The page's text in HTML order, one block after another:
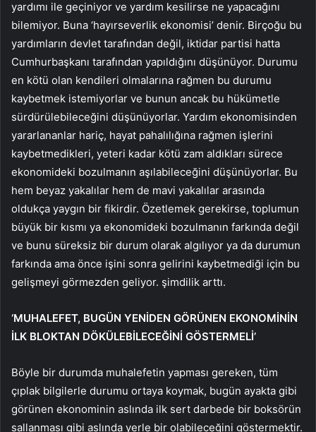
yardımı ile geçiniyor ve yardım kesilirse ne yapacağını
bilemiyor. Buna ‘hayırseverlik ekonomisi’ denir. Birçoğu bu
yardımların devlet tarafından değil, iktidar partisi hatta
Cumhurbaşkanı tarafından yapıldığını düşünüyor. Durumu
en kötü olan kendileri olmalarına rağmen bu durumu
kaybetmek istemiyorlar ve bunun ancak bu hükümetle
sürdürülebileceğini düşünüyorlar. Yardım ekonomisinden
yararlananlar hariç, hayat pahalılığına rağmen işlerini
kaybetmedikleri, yeteri kadar kötü zam aldıkları sürece
ekonomideki bozulmanın aşılabileceğini düşünüyorlar. Bu
hem beyaz yakalılar hem de mavi yakalılar arasında
oldukça yaygın bir fikirdir. Özetlemek gerekirse, toplumun
büyük bir kısmı ya ekonomideki bozulmanın farkında değil
ve bunu süreksiz bir durum olarak algılıyor ya da durumun
farkında ama önce işini sonra gelirini kaybetmediği için bu
gelişmeyi görmezden geliyor. şimdilik arttı.
‘MUHALEFET, BUGÜN YENİDEN GÖRÜNEN EKONOMİNİN
İLK BLOKTAN DÖKÜLEBİLECEĞİNİ GÖSTERMELİ’
Böyle bir durumda muhalefetin yapması gereken, tüm
çıplak bilgilerle durumu ortaya koymak, bugün ayakta gibi
görünen ekonominin aslında ilk sert darbede bir boksörün
sallanması gibi aslında yerle bir olabileceğini göstermektir.